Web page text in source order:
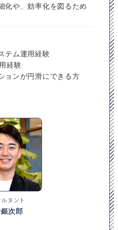
化や、効率化を図るため
テム運用経験
経験
ョンが円滑にできる方
タント
次郎